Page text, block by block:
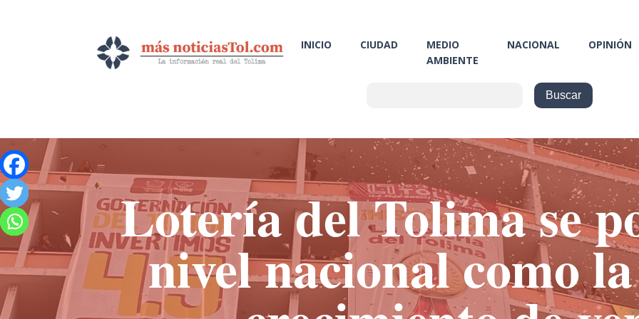
INICIO CIUDAD
MEDIO
AMBIENTE
NACIONAL OPINIÓN
Lotería del Tolima se
nivel nacional como